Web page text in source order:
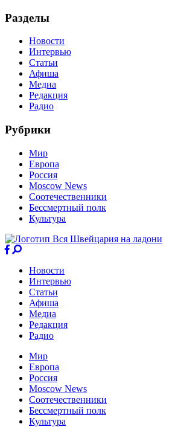
Разделы
Новости
Интервью
Статьи
Афиша
Медиа
Редакция
Радио
Рубрики
Мир
Европа
Россия
Moscow News
Соотечественники
Бессмертный полк
Культура
Новости
Интервью
Статьи
Афиша
Медиа
Редакция
Радио
Мир
Европа
Россия
Moscow News
Соотечественники
Бессмертный полк
Культура